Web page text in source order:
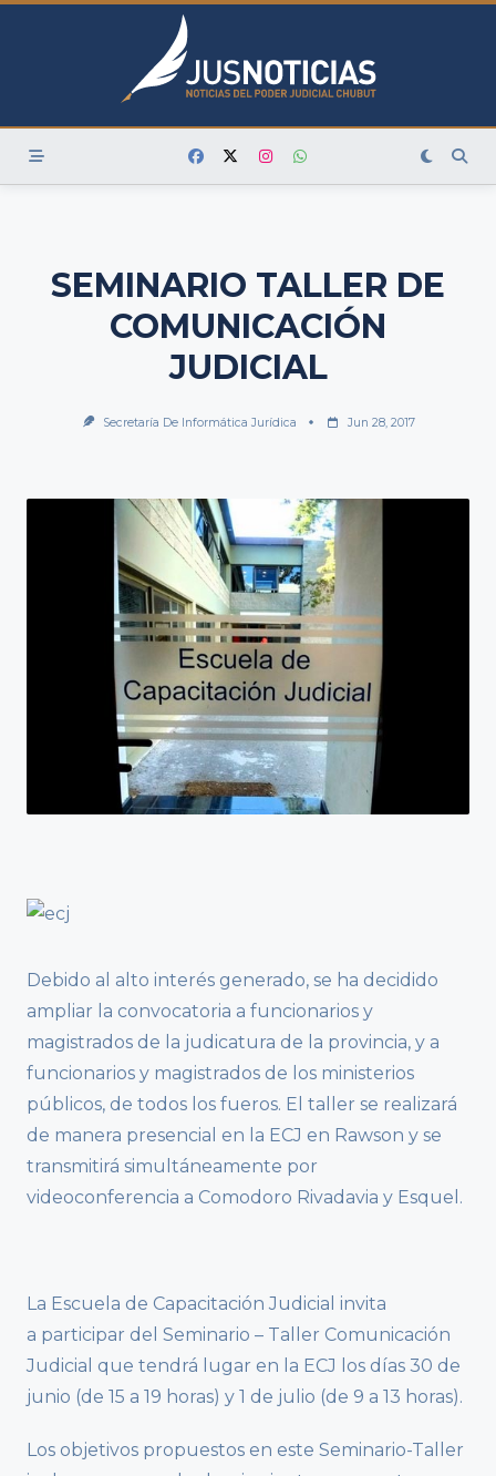
Skip
SEMINARIO TALLER DE
COMUNICACIÓN
JUDICIAL
Secretaría De Informática Jurídica Jun 28, 2017
Debido al alto interés generado, se ha decidido
ampliar la convocatoria a funcionarios y
magistrados de la judicatura de la provincia, y a
funcionarios y magistrados de los ministerios
públicos, de todos los fueros. El taller se realizará
de manera presencial en la ECJ en Rawson y se
transmitirá simultáneamente por
videoconferencia a Comodoro Rivadavia y Esquel.
La Escuela de Capacitación Judicial invita
a participar del Seminario – Taller Comunicación
Judicial que tendrá lugar en la ECJ los días 30 de
junio (de 15 a 19 horas) y 1 de julio (de 9 a 13 horas).
Los objetivos propuestos en este Seminario-Taller